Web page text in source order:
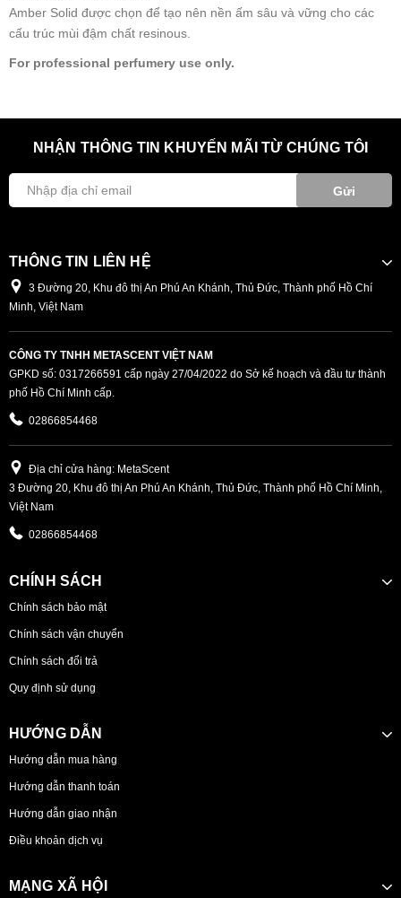
Amber Solid được chọn để tạo nên nền ấm sâu và vững cho các
cấu trúc mùi đậm chất resinous.
For professional perfumery use only.
NHẬN THÔNG TIN KHUYẾN MÃI TỪ CHÚNG TÔI
Gửi
THÔNG TIN LIÊN HỆ
3 Đường 20, Khu đô thị An Phú An Khánh, Thủ Đức, Thành phố Hồ Chí
Minh, Việt Nam
CÔNG TY TNHH METASCENT VIỆT NAM
GPKD số: 0317266591 cấp ngày 27/04/2022 do Sở kế hoạch và đầu tư thành
phố Hồ Chí Minh cấp.
02866854468
Địa chỉ cửa hàng: MetaScent
3 Đường 20, Khu đô thị An Phú An Khánh, Thủ Đức, Thành phố Hồ Chí Minh,
Việt Nam
02866854468
CHÍNH SÁCH
Chính sách bảo mật
Chính sách vận chuyển
Chính sách đổi trả
Quy định sử dụng
HƯỚNG DẪN
Hướng dẫn mua hàng
Hướng dẫn thanh toán
Hướng dẫn giao nhận
Điều khoản dịch vụ
MẠNG XÃ HỘI